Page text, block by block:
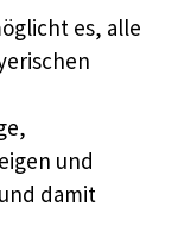
es, alle
und
damit